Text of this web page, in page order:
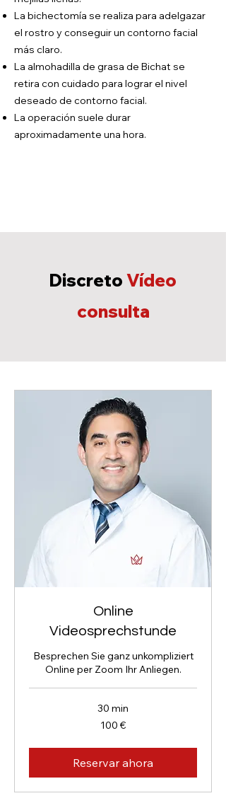
La bichectomía se realiza para adelgazar
el rostro y conseguir un contorno facial
más claro.
La almohadilla de grasa de Bichat se
retira con cuidado para lograr el nivel
deseado de contorno facial.
La operación suele durar
aproximadamente una hora.
Discreto Vídeo
consulta
Online
Videosprechstunde
Besprechen Sie ganz unkompliziert
Online per Zoom Ihr Anliegen.
30 min
100 €
Reservar ahora